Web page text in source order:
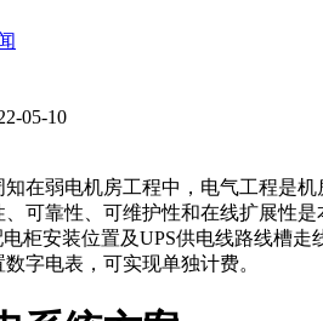
05-10
知在弱电机房工程中，电气工程是
可靠性、可维护性和在线扩展性
柜安装位置及UPS供电线路线槽
字电表，可实现单独计费。